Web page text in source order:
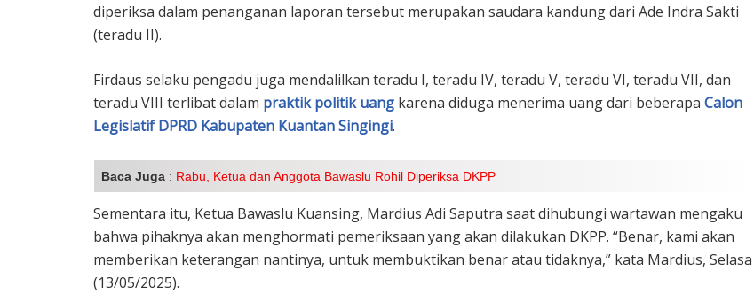
diperiksa dalam penanganan laporan tersebut merupakan saudara kandung dari Ade Indra Sakti
(teradu II).
Firdaus selaku pengadu juga mendalilkan teradu I, teradu IV, teradu V, teradu VI, teradu VII, dan
teradu VIII terlibat dalam praktik politik uang karena diduga menerima uang dari beberapa Calon
Legislatif DPRD Kabupaten Kuantan Singingi.
Baca Juga : Rabu, Ketua dan Anggota Bawaslu Rohil Diperiksa DKPP
Sementara itu, Ketua Bawaslu Kuansing, Mardius Adi Saputra saat dihubungi wartawan mengaku
bahwa pihaknya akan menghormati pemeriksaan yang akan dilakukan DKPP. “Benar, kami akan
memberikan keterangan nantinya, untuk membuktikan benar atau tidaknya,” kata Mardius, Selasa
(13/05/2025).